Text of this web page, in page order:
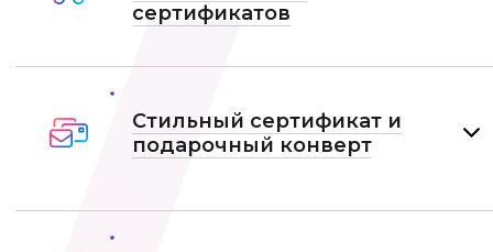
сертификатов
Стильный сертификат и
подарочный конверт